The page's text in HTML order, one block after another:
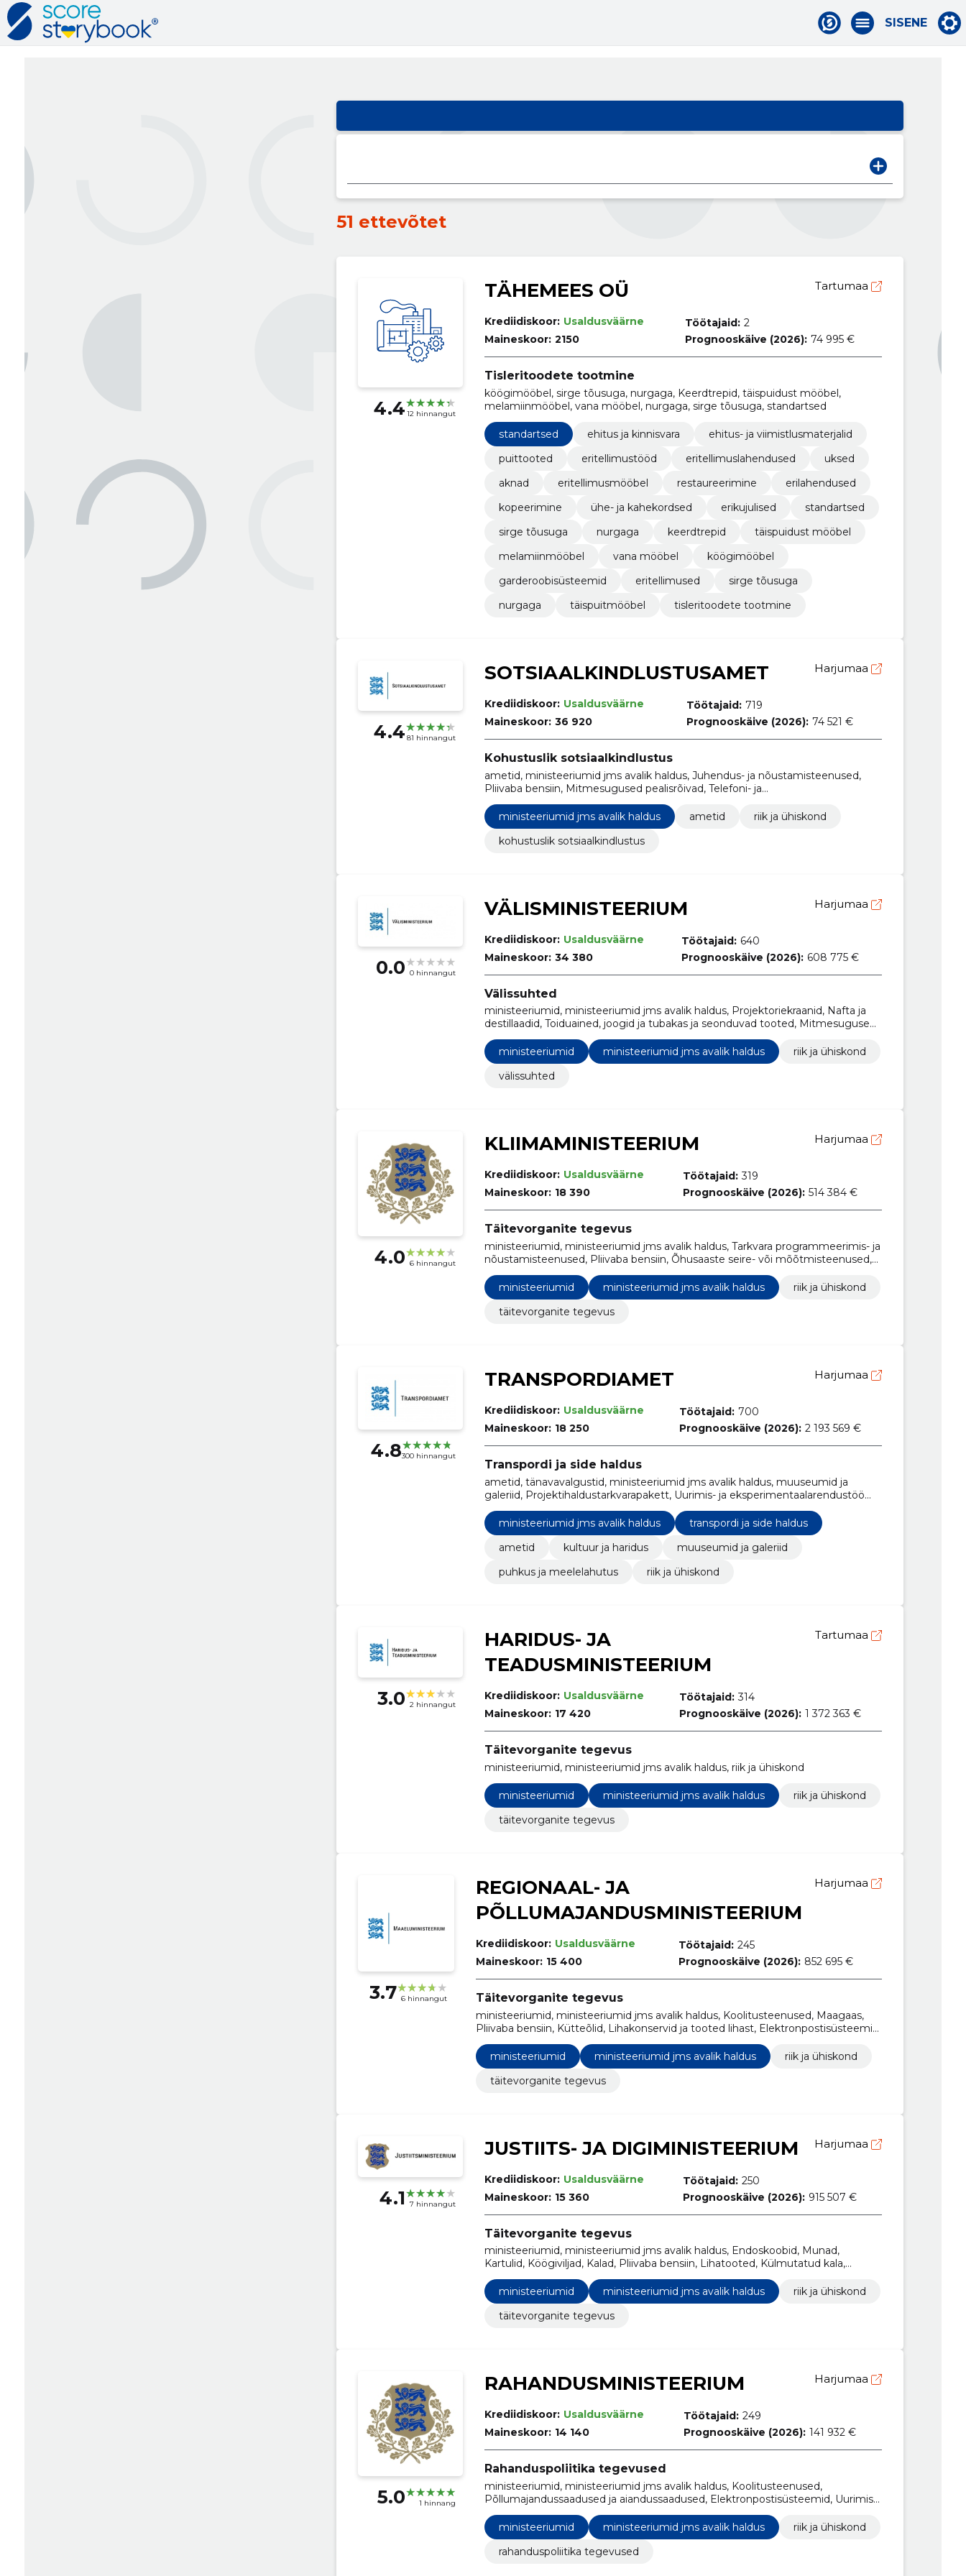
SISENE
51 ettevõtet
4.4 12 hinnangut
TÄHEMEES OÜ Tartumaa
Krediidiskoor: Usaldusväärne
Maineskoor: 2150
Töötajaid: 2
Prognooskäive (2026): 74 995 €
Tisleritoodete tootmine
köögimööbel, sirge tõusuga, nurgaga, Keerdtrepid, täispuidust mööbel,
melamiinmööbel, vana mööbel, nurgaga, sirge tõusuga, standartsed
standartsed ehitus ja kinnisvara
ehitus- ja viimistlusmaterjalid
puittooted
eritellimustööd eritellimuslahendused
uksed
aknad
eritellimusmööbel restaureerimine
erilahendused
kopeerimine
ühe- ja kahekordsed erikujulised
standartsed
sirge tõusuga
nurgaga keerdtrepid
täispuidust mööbel
melamiinmööbel
vana mööbel
köögimööbel
garderoobisüsteemid
eritellimused
sirge tõusuga
nurgaga
täispuitmööbel tisleritoodete tootmine
4.4 81 hinnangut
SOTSIAALKINDLUSTUSAMET Harjumaa
Krediidiskoor: Usaldusväärne
Maineskoor: 36 920
Töötajaid: 719
Prognooskäive (2026): 74 521 €
Kohustuslik sotsiaalkindlustus
ametid, ministeeriumid jms avalik haldus, Juhendus- ja nõustamisteenused,
Pliivaba bensiin, Mitmesugused pealisrõivad, Telefoni- ja
Tualettpaber, taskurätikud, käterätikud ja salvrätikud, Majutusega
sotsiaalteenused, Süsteemihalduse tarkvarapakett
ministeeriumid jms avalik haldus ametid
riik ja ühiskond
kohustuslik sotsiaalkindlustus
0.0 0 hinnangut
VÄLISMINISTEERIUM Harjumaa
Krediidiskoor: Usaldusväärne
Maineskoor: 34 380
Töötajaid: 640
Prognooskäive (2026): 608 775 €
Välissuhted
ministeeriumid, ministeeriumid jms avalik haldus, Projektoriekraanid, Nafta ja
destillaadid, Toiduained, joogid ja tubakas ja seonduvad tooted, Mitmesugused
toiduained, Kunstiteosed, Serverid, Telefoni- ja andmeedastusteenused,
Multimeediaseadmed
ministeeriumid ministeeriumid jms avalik haldus
riik ja ühiskond
välissuhted
4.0 6 hinnangut
KLIIMAMINISTEERIUM Harjumaa
Krediidiskoor: Usaldusväärne
Maineskoor: 18 390
Töötajaid: 319
Prognooskäive (2026): 514 384 €
Täitevorganite tegevus
ministeeriumid, ministeeriumid jms avalik haldus, Tarkvara programmeerimis- ja
nõustamisteenused, Pliivaba bensiin, Õhusaaste seire- või mõõtmisteenused,
Vedelikupaagi puhastusteenused, Mälulaiendusseadmed, Telefoni- ja
andmeedastusteenused, Uurimis- ja arendustöö planeerimine ning elluviimine,
Uurimis- ja arendusteenused ja seonduvad nõustamisteenused
ministeeriumid ministeeriumid jms avalik haldus
riik ja ühiskond
täitevorganite tegevus
4.8300 hinnangut
TRANSPORDIAMET Harjumaa
Krediidiskoor: Usaldusväärne
Maineskoor: 18 250
Töötajaid: 700
Prognooskäive (2026): 2 193 569 €
Transpordi ja side haldus
ametid, tänavavalgustid, ministeeriumid jms avalik haldus, muuseumid ja
galeriid, Projektihaldustarkvarapakett, Uurimis- ja eksperimentaalarendustöö
teenused, Pliivaba bensiin, aluminium, Mitmesugused pealisrõivad, T-särgid ja
särgidministeeriumid jms avalik haldus
transpordi ja side haldus
ametid
kultuur ja haridus
muuseumid ja galeriid
puhkus ja meelelahutus
riik ja ühiskond
3.0 2 hinnangut
HARIDUS- JA
TEADUSMINISTEERIUM
Tartumaa
Krediidiskoor: Usaldusväärne
Maineskoor: 17 420
Töötajaid: 314
Prognooskäive (2026): 1 372 363 €
Täitevorganite tegevus
ministeeriumid, ministeeriumid jms avalik haldus, riik ja ühiskond
ministeeriumid ministeeriumid jms avalik haldus
riik ja ühiskond
täitevorganite tegevus
3.7 6 hinnangut
REGIONAAL- JA
PÕLLUMAJANDUSMINISTEERIUM
Harjumaa
Krediidiskoor: Usaldusväärne
Maineskoor: 15 400
Töötajaid: 245
Prognooskäive (2026): 852 695 €
Täitevorganite tegevus
ministeeriumid, ministeeriumid jms avalik haldus, Koolitusteenused, Maagaas,
Pliivaba bensiin, Kütteõlid, Lihakonservid ja tooted lihast, Elektronpostisüsteemid,
ministeeriumid
ministeeriumid jms avalik haldus
riik ja ühiskond
täitevorganite tegevus
4.1 7 hinnangut
JUSTIITS- JA DIGIMINISTEERIUM Harjumaa
Krediidiskoor: Usaldusväärne
Maineskoor: 15 360
Töötajaid: 250
Prognooskäive (2026): 915 507 €
Täitevorganite tegevus
ministeeriumid, ministeeriumid jms avalik haldus, Endoskoobid, Munad,
Kartulid, Köögiviljad, Kalad, Pliivaba bensiin, Lihatooted, Külmutatud kala,
kalafileed ja muu kalaliha
ministeeriumid
ministeeriumid jms avalik haldus
riik ja ühiskond
täitevorganite tegevus
5.0 1 hinnang
RAHANDUSMINISTEERIUM Harjumaa
Krediidiskoor: Usaldusväärne
Maineskoor: 14 140
Töötajaid: 249
Prognooskäive (2026): 141 932 €
Rahanduspoliitika tegevused
ministeeriumid, ministeeriumid jms avalik haldus, Koolitusteenused,
Põllumajandussaadused ja aiandussaadused, Elektronpostisüsteemid, Uurimis-
ja eksperimentaalarendustöö teenused, Reklaamfilmide tootmine,
Infosüsteemid, Serverid, Telefoni- ja andmeedastusteenused
ministeeriumid ministeeriumid jms avalik haldus
riik ja ühiskond
rahanduspoliitika tegevused